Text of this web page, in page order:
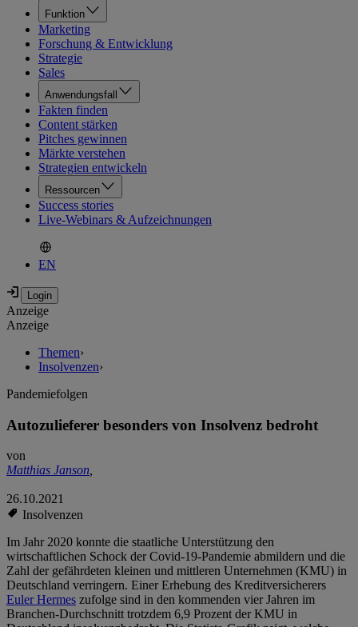
Funktion
Marketing
Forschung & Entwicklung
Strategie
Sales
Anwendungsfall
Fakten finden
Content stärken
Pitches gewinnen
Märkte verstehen
Strategien entwickeln
Ressourcen
Success stories
Live-Webinars & Aufzeichnungen
EN
Anzeige
Anzeige
Themen›
Insolvenzen›
Pandemiefolgen
Autozulieferer besonders von Insolvenz bedroht
von
Matthias Janson,
26.10.2021
Insolvenzen
Im Jahr 2020 konnte die staatliche Unterstützung den
wirtschaftlichen Schock der Covid-19-Pandemie abmildern und die
Zahl der gefährdeten kleinen und mittleren Unternehmen (KMU) in
Deutschland verringern. Einer Erhebung des Kreditversicherers
Euler Hermes zufolge sind in den kommenden vier Jahren im
Branchen-Durchschnitt trotzdem 6,9 Prozent der KMU in